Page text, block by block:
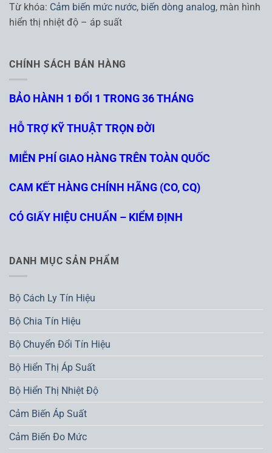
Từ khóa: Cảm biến mức nước, biến dòng analog, màn hình
hiển thị nhiệt độ – áp suất
CHÍNH SÁCH BÁN HÀNG
BẢO HÀNH 1 ĐỔI 1 TRONG 36 THÁNG
HỖ TRỢ KỸ THUẬT TRỌN ĐỜI
MIỄN PHÍ GIAO HÀNG TRÊN TOÀN QUỐC
CAM KẾT HÀNG CHÍNH HÃNG (CO, CQ)
CÓ GIẤY HIỆU CHUẨN – KIỂM ĐỊNH
DANH MỤC SẢN PHẨM
Bộ Cách Ly Tín Hiệu
Bộ Chia Tín Hiệu
Bộ Chuyển Đổi Tín Hiệu
Bộ Hiển Thị Áp Suất
Bộ Hiển Thị Nhiệt Độ
Cảm Biến Áp Suất
Cảm Biến Đo Mức